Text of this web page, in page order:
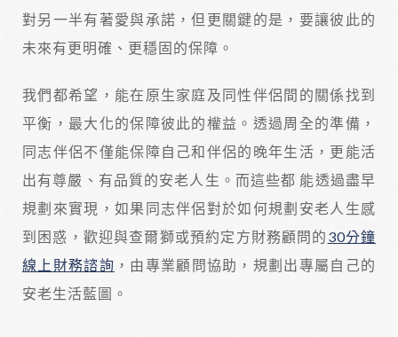
對另一半有著愛與承諾，但更關鍵的是，要讓彼此的
未來有更明確、更穩固的保障。
我們都希望，能在原生家庭及同性伴侶間的關係找到
平衡，最大化的保障彼此的權益。透過周全的準備，
同志伴侶不僅能保障自己和伴侶的晚年生活，更能活
出有尊嚴、有品質的安老人生。而這些都 能透過盡早
規劃來實現，如果同志伴侶對於如何規劃安老人生感
到困惑，歡迎與查爾獅或預約定方財務顧問的 30分鐘
線上財務諮詢 ，由專業顧問協助，規劃出專屬自己的
安老生活藍圖。